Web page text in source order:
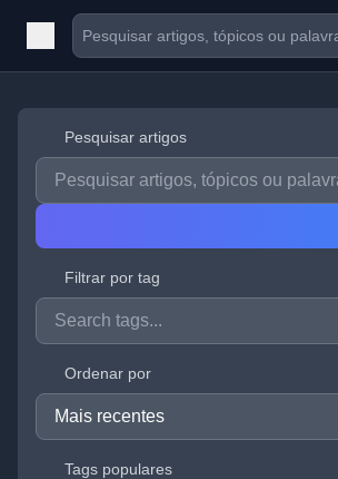
Pesquisar artigos
Filtrar por tag
Ordenar por
Tags populares